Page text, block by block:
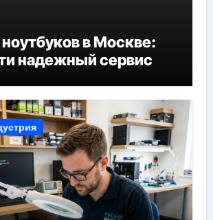
в Москве:
надежный сервис